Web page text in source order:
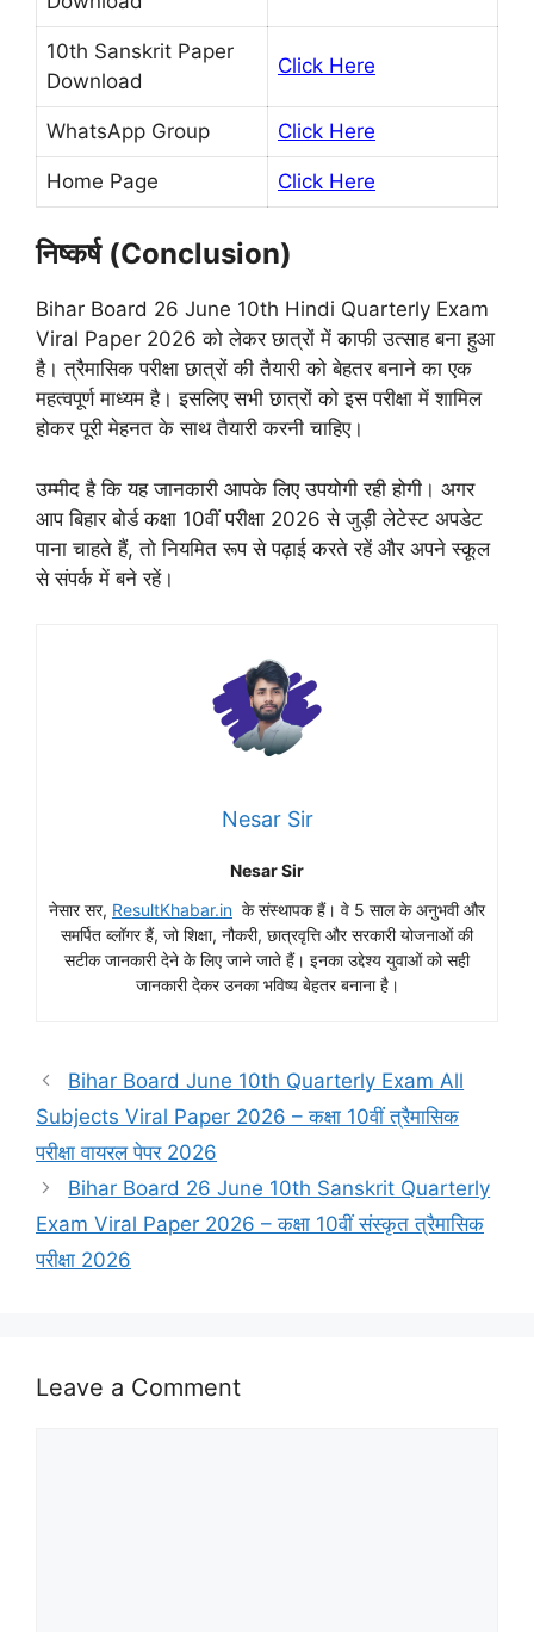
10th Sanskrit Paper
Download
Click Here
WhatsApp Group Click Here
Home Page Click Here
निष्कर्ष (Conclusion)
Bihar Board 26 June 10th Hindi Quarterly Exam
Viral Paper 2026 को लेकर छात्रों में काफी उत्साह बना हुआ
है। त्रैमासिक परीक्षा छात्रों की तैयारी को बेहतर बनाने का एक
महत्वपूर्ण माध्यम है। इसलिए सभी छात्रों को इस परीक्षा में शामिल
होकर पूरी मेहनत के साथ तैयारी करनी चाहिए।
उम्मीद है कि यह जानकारी आपके लिए उपयोगी रही होगी। अगर
आप बिहार बोर्ड कक्षा 10वीं परीक्षा 2026 से जुड़ी लेटेस्ट अपडेट
पाना चाहते हैं, तो नियमित रूप से पढ़ाई करते रहें और अपने स्कूल
से संपर्क में बने रहें।
Nesar Sir
Nesar Sir
नेसार सर, ResultKhabar.in के संस्थापक हैं। वे 5 साल के अनुभवी और
समर्पित ब्लॉगर हैं, जो शिक्षा, नौकरी, छात्रवृत्ति और सरकारी योजनाओं की
सटीक जानकारी देने के लिए जाने जाते हैं। इनका उद्देश्य युवाओं को सही
जानकारी देकर उनका भविष्य बेहतर बनाना है।
Bihar Board June 10th Quarterly Exam All
Subjects Viral Paper 2026 – कक्षा 10वीं त्रैमासिक
परीक्षा वायरल पेपर 2026
Bihar Board 26 June 10th Sanskrit Quarterly
Exam Viral Paper 2026 – कक्षा 10वीं संस्कृत त्रैमासिक
परीक्षा 2026
Leave a Comment